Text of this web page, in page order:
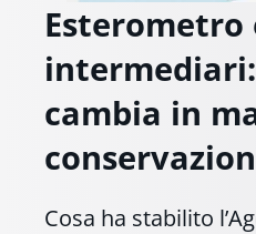
Esterometro
cambia in
Cosa ha stabilito